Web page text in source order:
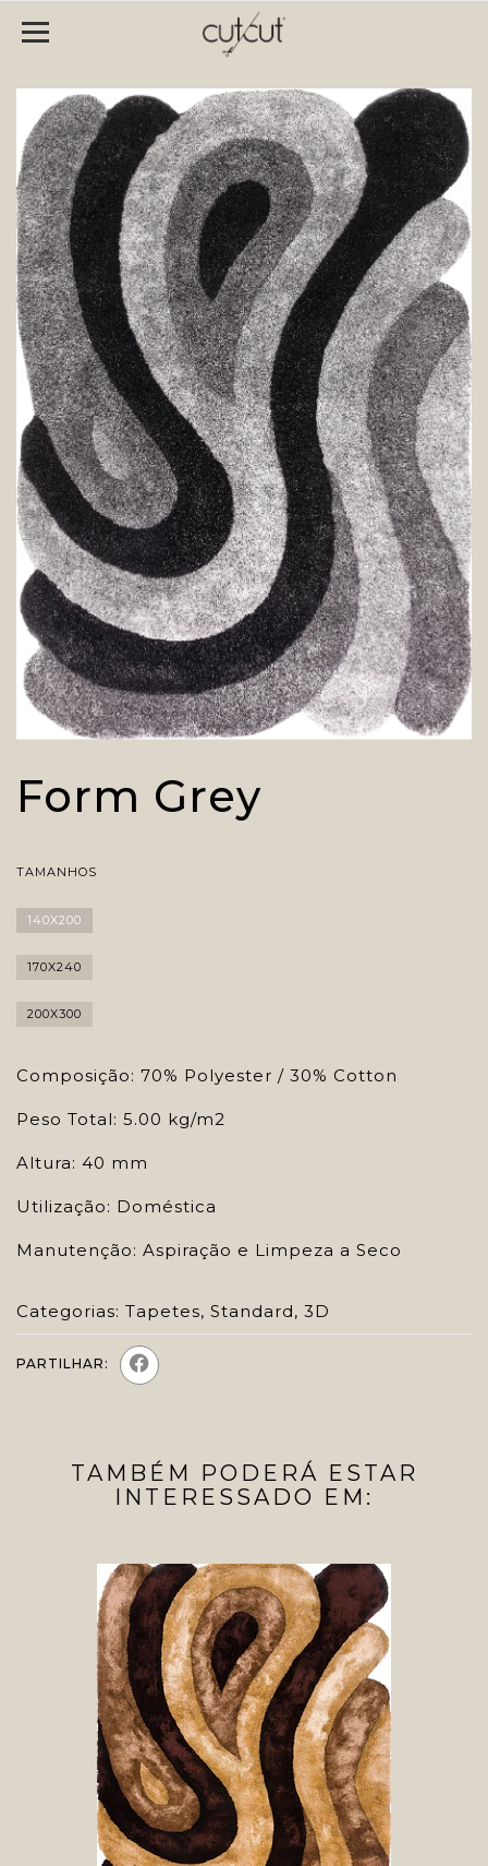
Form Grey
TAMANHOS
140X200
170X240
200X300
Composição: 70% Polyester / 30% Cotton
Peso Total: 5.00 kg/m2
Altura: 40 mm
Utilização: Doméstica
Manutenção: Aspiração e Limpeza a Seco
Categorias: Tapetes, Standard, 3D
PARTILHAR:
TAMBÉM PODERÁ ESTAR
INTERESSADO EM: